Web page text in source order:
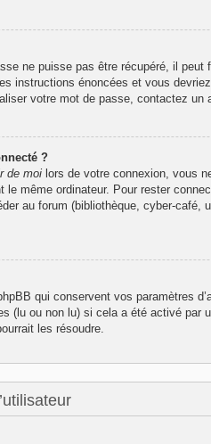
ne puisse pas être récupéré, il
instructions énoncées et vous
votre mot de passe, contactez un
?
de moilors de votre connexion, vous
même ordinateur. Pour rester
au forum (bibliothèque, cyber-
qui conservent vos paramètres
(lu ou non lu) si cela a été activé
les résoudre.